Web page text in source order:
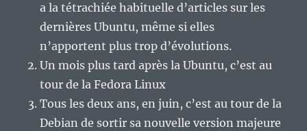
a la tétrachiée habituelle d’articles sur les
dernières Ubuntu, même si elles
n’apportent plus trop d’évolutions.
Un mois plus tard après la Ubuntu, c’est au
tour de la Fedora Linux
Tous les deux ans, en juin, c’est au tour de la
Debian de sortir sa nouvelle version majeure